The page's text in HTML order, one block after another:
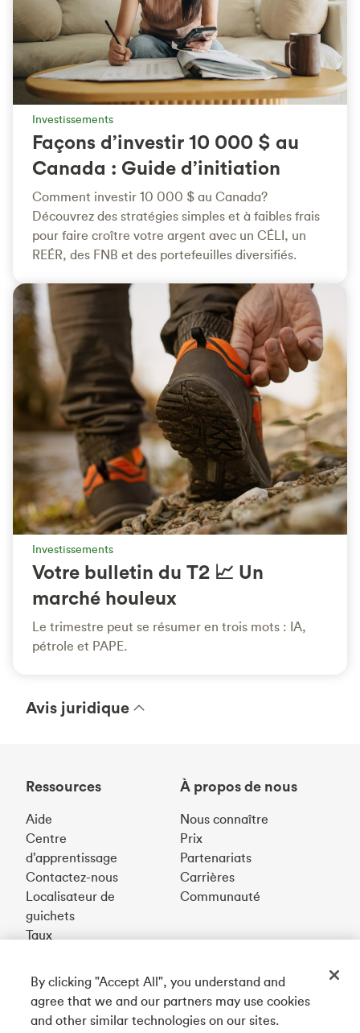
Investissements
Façons d’investir 10 000 $ au
Canada : Guide d’initiation
Comment investir 10 000 $ au Canada?
Découvrez des stratégies simples et à faibles frais
pour faire croître votre argent avec un CÉLI, un
REÉR, des FNB et des portefeuilles diversifiés.
Investissements
Votre bulletin du T2 📈 Un
marché houleux
Le trimestre peut se résumer en trois mots : IA,
pétrole et PAPE.
Avis juridique
Ressources
Aide
Centre
d’apprentissage
Contactez-nous
Localisateur de
guichets
Taux
À propos de nous
Nous connaître
Prix
Partenariats
Carrières
Communauté
Téléchargez notre appli
By clicking "Accept All", you understand and
agree that we and our partners may use cookies
and other similar technologies on our sites.